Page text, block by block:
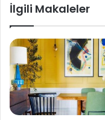
İlgili Makaleler